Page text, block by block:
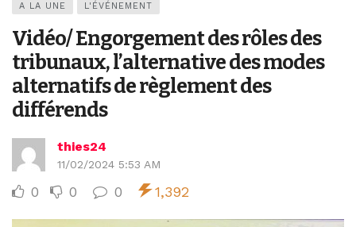
A LA UNE L'ÉVÉNEMENT
Vidéo/ Engorgement des rôles des
tribunaux, l’alternative des modes
alternatifs de règlement des
différends
thies24
11/02/2024 5:53 AM
0 0 0 1,392